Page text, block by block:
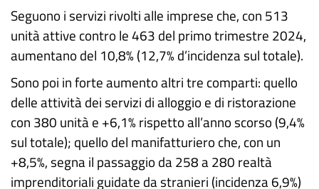
Seguono i servizi rivolti alle imprese che, con 513
unità attive contro le 463 del primo trimestre 2024,
aumentano del 10,8% (12,7% d’incidenza sul totale).
Sono poi in forte aumento altri tre comparti: quello
delle attività dei servizi di alloggio e di ristorazione
con 380 unità e +6,1% rispetto all’anno scorso (9,4%
sul totale); quello del manifatturiero che, con un
+8,5%, segna il passaggio da 258 a 280 realtà
imprenditoriali guidate da stranieri (incidenza 6,9%)